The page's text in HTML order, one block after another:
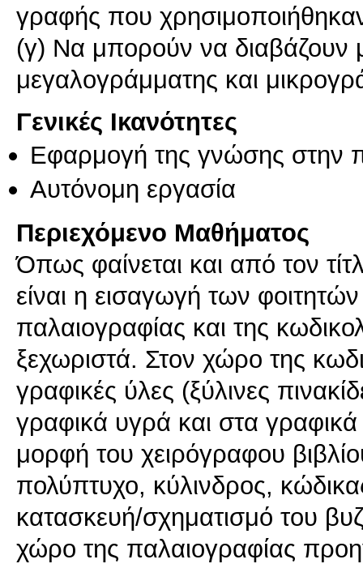
γραφής που
(γ) Να μπορούν να διαβάζουν
Γενικές Ικανότητες
Εφαρμογή της γνώσης στην
Αυτόνομη εργασία
Περιεχόμενο Μαθήματος
Όπως φαίνεται και από τον
είναι η εισαγωγή των
παλαιογραφίας και της
ξεχωριστά. Στον χώρο της
γραφικές ύλες (ξύλινες
γραφικά υγρά και στα γραφικά
μορφή του χειρόγραφου
πολύπτυχο, κύλινδρος,
κατασκευή/σχηματισμό του
χώρο της παλαιογραφίας